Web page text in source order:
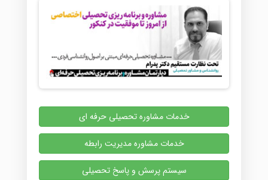
خدمات مشاوره تحصیلی حرفه ای
خدمات مشاوره مدیریت رابطه
سیستم پرسش و پاسخ تحصیلی